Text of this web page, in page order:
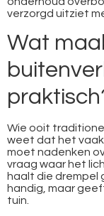
verzorgd uitziet
Wat
Wie ooit
weet dat het vaak
moet nadenken
vraag waar het
haalt die drempel
handig, maar
tuin.